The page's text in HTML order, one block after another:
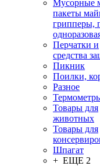
Мусорные
пакеты
грипперы,
Перчатки и
средства
Пикник
Поилки,
Разное
Товары для
животных
Товары для
Шпагат
+ ЕЩЕ 2